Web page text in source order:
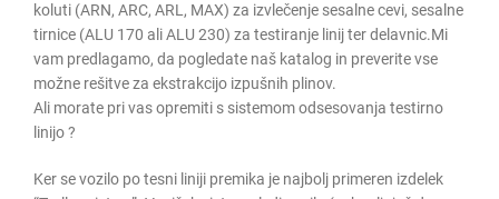
koluti (ARN, ARC, ARL, MAX) za izvlečenje sesalne cevi, sesalne
tirnice (ALU 170 ali ALU 230) za testiranje linij ter delavnic.Mi
vam predlagamo, da pogledate naš katalog in preverite vse
možne rešitve za ekstrakcijo izpušnih plinov.
Ali morate pri vas opremiti s sistemom odsesovanja testirno
linijo ?
Ker se vozilo po tesni liniji premika je najbolj primeren izdelek